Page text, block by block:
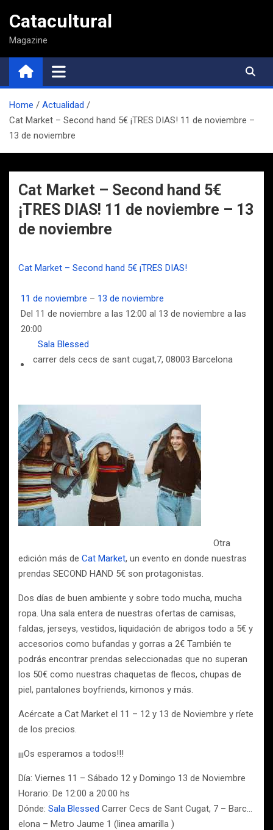
contenido
Catacultural
Magazine
Home
Actualidad
Cat Market – Second hand 5€ ¡TRES DIAS! 11 de noviembre –
13 de noviembre
Cat Market – Second hand 5€
¡TRES DIAS! 11 de noviembre – 13
de noviembre
Cat Market – Second hand 5€ ¡TRES DIAS!
11 de noviembre – 13 de noviembre
Del 11 de noviembre a las 12:00 al 13 de noviembre a las
20:00
Sala Blessed
carrer dels cecs de sant cugat,7, 08003 Barcelona
Otra
edición más de Cat Market, un evento en donde nuestras
prendas SECOND HAND 5€ son protagonistas.
Dos días de buen ambiente y sobre todo mucha, mucha
ropa. Una sala entera de nuestras ofertas de camisas,
faldas, jerseys, vestidos, liquidación de abrigos todo a 5€ y
accesorios como bufandas y gorras a 2€ También te
podrás encontrar prendas seleccionadas que no superan
los 50€ como nuestras chaquetas de flecos, chupas de
piel, pantalones boyfriends, kimonos y más.
Acércate a Cat Market el 11 – 12 y 13 de Noviembre y ríete
de los precios.
¡¡¡Os esperamos a todos!!!
Día: Viernes 11 – Sábado 12 y Domingo 13 de Noviembre
Horario: De 12:00 a 20:00 hs
Dónde: Sala Blessed Carrer Cecs de Sant Cugat, 7 – Barc…
elona – Metro Jaume 1 (linea amarilla )